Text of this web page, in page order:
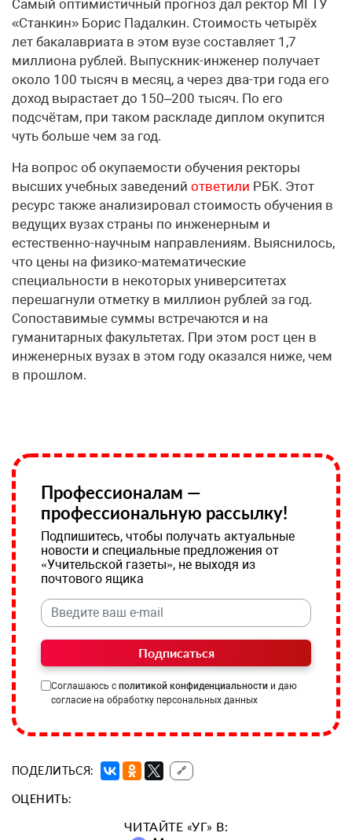
Самый оптимистичный прогноз дал ректор МГТУ
«Станкин» Борис Падалкин. Стоимость четырёх
лет бакалавриата в этом вузе составляет 1,7
миллиона рублей. Выпускник-инженер получает
около 100 тысяч в месяц, а через два-три года его
доход вырастает до 150–200 тысяч. По его
подсчётам, при таком раскладе диплом окупится
чуть больше чем за год.
На вопрос об окупаемости обучения ректоры
высших учебных заведений ответили РБК. Этот
ресурс также анализировал стоимость обучения в
ведущих вузах страны по инженерным и
естественно-научным направлениям. Выяснилось,
что цены на физико-математические
специальности в некоторых университетах
перешагнули отметку в миллион рублей за год.
Сопоставимые суммы встречаются и на
гуманитарных факультетах. При этом рост цен в
инженерных вузах в этом году оказался ниже, чем
в прошлом.
Профессионалам —
профессиональную рассылку!
Подпишитесь, чтобы получать актуальные
новости и специальные предложения от
«Учительской газеты», не выходя из
почтового ящика
Подписаться
Соглашаюсь с политикой конфиденциальности и даю
согласие на обработку персональных данных
ПОДЕЛИТЬСЯ: 🔗
ОЦЕНИТЬ:
ЧИТАЙТЕ «УГ» В: